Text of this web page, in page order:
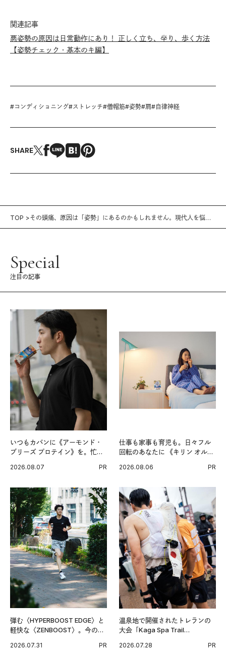
関連記事
悪姿勢の原因は日常動作にあり！ 正しく立ち、坐り、歩く方法
【姿勢チェック・基本のキ編】
#コンディショニング#ストレッチ#僧帽筋#姿勢#肩#自律神経
SHARE
TOP
その頭痛、原因は「姿勢」にあるのかもしれません。現代人を悩ま
Special
注目の記事
いつもカバンに《アーモンド・
ブリーズ プロテイン》を。忙し
グ習慣。
2026.08.07 PR
仕事も家事も育児も。日々フル
回転のあなたに 《キリン オルニ
2026.08.06 PR
弾む〈HYPERBOOST EDGE〉と
軽快な〈ZENBOOST〉。今の時
出した新機軸。
2026.07.31 PR
温泉地で開催されたトレランの
大会「Kaga Spa Trail
戦を夢見るランナーたちの奮闘
2026.07.28 PR